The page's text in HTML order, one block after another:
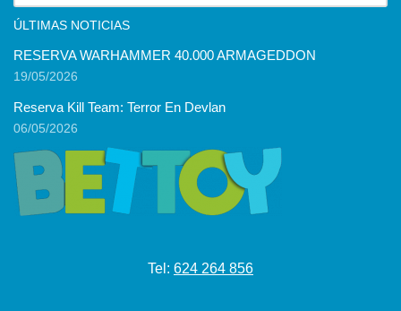
ÚLTIMAS NOTICIAS
RESERVA WARHAMMER 40.000 ARMAGEDDON
19/05/2026
Reserva Kill Team: Terror En Devlan
06/05/2026
Tel: 624 264 856